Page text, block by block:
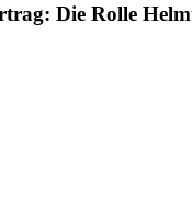
Die Rolle